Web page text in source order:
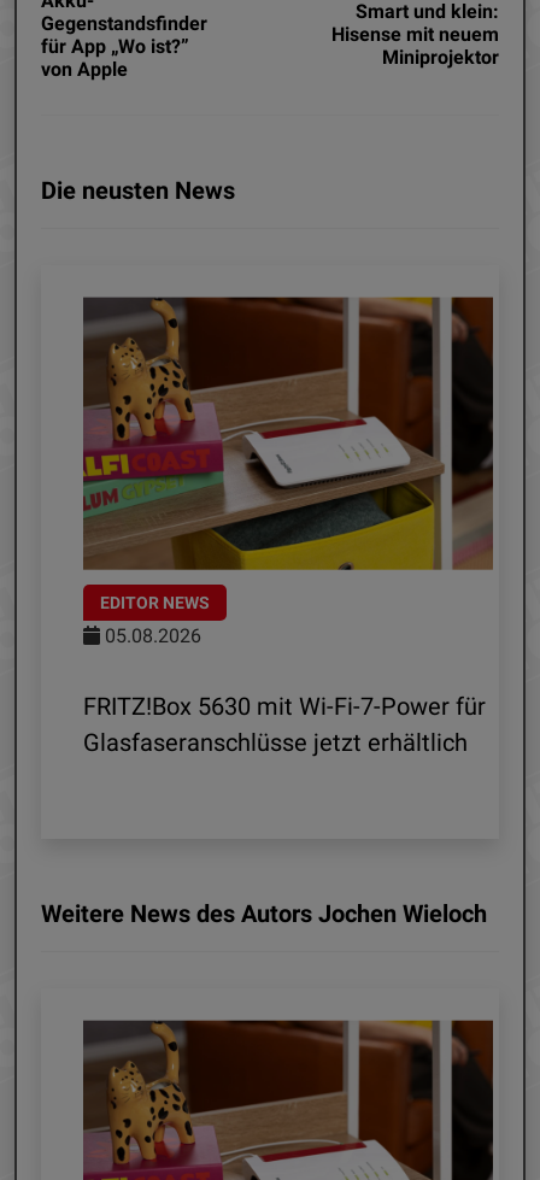
Gegenstandsfinder
für App „Wo ist?”
von Apple
Smart und klein:
Hisense mit neuem
Miniprojektor
Die neusten News
EDITOR NEWS
05.08.2026
FRITZ!Box 5630 mit Wi-Fi-7-Power für
Glasfaseranschlüsse jetzt erhältlich
Weitere News des Autors Jochen Wieloch